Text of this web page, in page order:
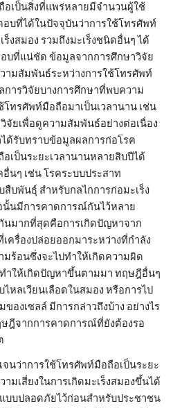
อเป็นสิ่งที่แพร่หลายมีจำนวนผู้ใช้
อบที่ได้ในปัจจุบันว่าการใช้โทรศัพท์
งสมอง รวมถึงมะเร็งชนิดอื่นๆ ได้
บที่แน่ชัด ข้อมูลจากการศึกษาวิจัย
ามสัมพันธ์ระหว่างการใช้โทรศัพท์
การวิจัยบางการศึกษาที่พบความ
ทรศัพท์มือถือมาเป็นเวลานาน เช่น
จัยเพื่อดูความสัมพันธ์อย่างต่อเนื่อง
ด้รับทราบข้อมูลผลการก่อโรค
เป็นระยะเวลานานหลายสิบปีได้
นๆ เช่น โรคระบบประสาท
บพันธุ์ สำหรับกลไกการก่อมะเร็ง
นั้นมีการคาดการณ์กันไว้หลาย
นมากที่สุดคือการเกิดปัญหาจาก
ครื่องปล่อยออกมาระหว่างที่กำลัง
ร้อนซึ่งจะไปทำให้เกิดความผิด
ำให้เกิดปัญหาขึ้นตามมา ทฤษฎีอื่นๆ
ไหลเวียนเลือดในสมอง หรือการไป
องเซลล์ มีการกล่าวถึงบ้าง อย่างไร
ฎีจากการคาดการณ์ที่ยังต้องรอ
นว่าการใช้โทรศัพท์มือถือเป็นระยะ
ามเสี่ยงในการเกิดมะเร็งสมองขึ้นได้
บบปลอดภัยไว้ก่อนสำหรับประชาชน